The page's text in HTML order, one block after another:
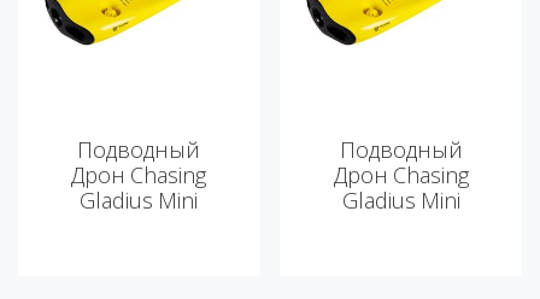
Подводный
Дрон Chasing
Gladius Mini
Подводный
Дрон Chasing
Gladius Mini